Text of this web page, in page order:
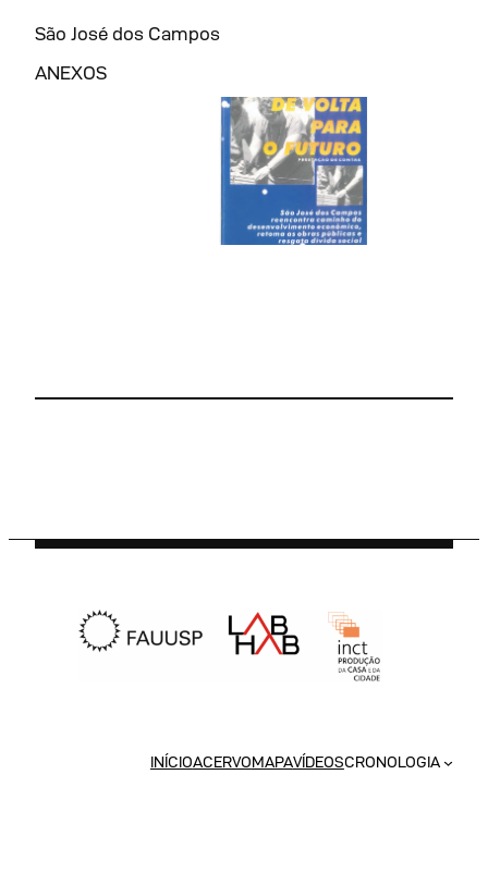
São José dos Campos
ANEXOS
INÍCIOACERVOMAPAVÍDEOSCRONOLOGIA